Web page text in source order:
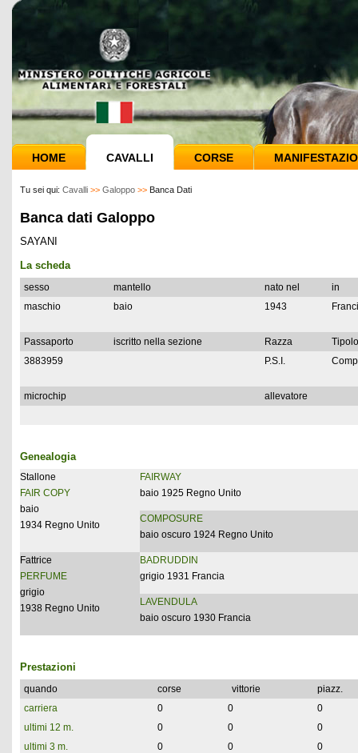
HOME CAVALLI CORSE
Tu sei qui: Cavalli >> Galoppo >> Banca Dati
Banca dati Galoppo
SAYANI
La scheda
sesso mantello nato nel
in
maschio
baio 1943
Passaporto iscritto nella sezione Razza
3883959
P.S.I.
microchip allevatore
Genealogia
Stallone
FAIR COPY
baio
1934 Regno Unito
FAIRWAY
baio 1925 Regno Unito
COMPOSURE
baio oscuro 1924 Regno Unito
Fattrice
PERFUME
grigio
1938 Regno Unito
BADRUDDIN
grigio 1931 Francia
LAVENDULA
baio oscuro 1930 Francia
Prestazioni
quando corse vittorie
piazz.
carriera
0 0
0
ultimi 12 m.
0 0
0
ultimi 3 m.
0 0 0